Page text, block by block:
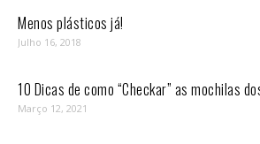
Menos plásticos já!
Julho 16, 2018
10 Dicas de como “Checkar” as mochilas
Março 12, 2021